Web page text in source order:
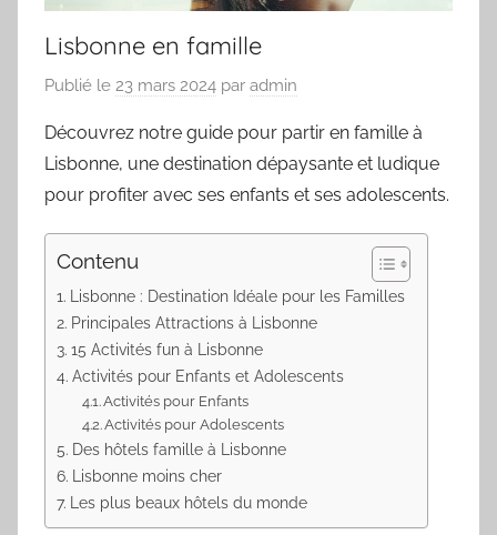
Lisbonne en famille
Publié le 23 mars 2024 par admin
Découvrez notre guide pour partir en famille à
Lisbonne, une destination dépaysante et ludique
pour profiter avec ses enfants et ses adolescents.
Contenu
Lisbonne : Destination Idéale pour les Familles
Principales Attractions à Lisbonne
15 Activités fun à Lisbonne
Activités pour Enfants et Adolescents
Activités pour Enfants
Activités pour Adolescents
Des hôtels famille à Lisbonne
Lisbonne moins cher
Les plus beaux hôtels du monde